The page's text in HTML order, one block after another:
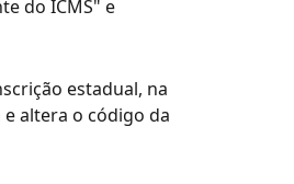
do ICMS" e
estadual, na
altera o código da